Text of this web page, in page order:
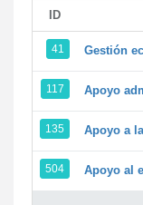
ID
41 Gestión
117 Apoyo
135 Apoyo a
504 Apoyo al